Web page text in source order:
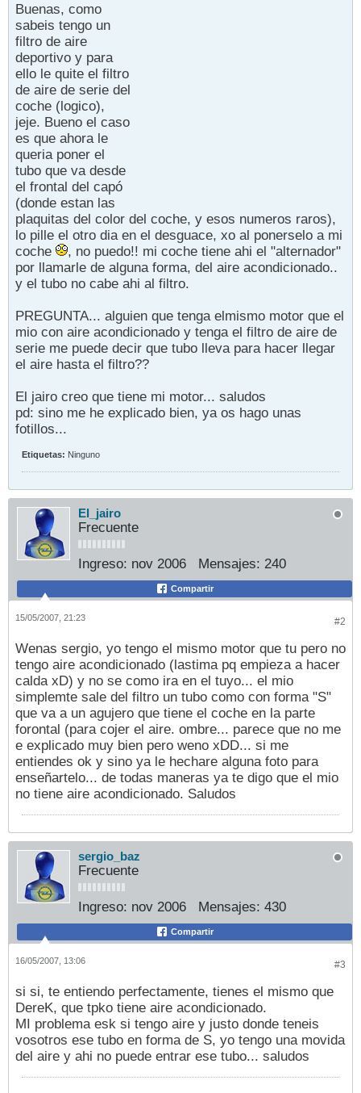
Buenas, como
sabeis tengo un
filtro de aire
deportivo y para
ello le quite el filtro
de aire de serie del
coche (logico),
jeje. Bueno el caso
es que ahora le
queria poner el
tubo que va desde
el frontal del capó
(donde estan las
plaquitas del color del coche, y esos numeros raros),
lo pille el otro dia en el desguace, xo al ponerselo a mi
coche
, no puedo!! mi coche tiene ahi el "alternador"
por llamarle de alguna forma, del aire acondicionado..
y el tubo no cabe ahi al filtro.
PREGUNTA... alguien que tenga elmismo motor que el
mio con aire acondicionado y tenga el filtro de aire de
serie me puede decir que tubo lleva para hacer llegar
el aire hasta el filtro??
El jairo creo que tiene mi motor... saludos
pd: sino me he explicado bien, ya os hago unas
fotillos...
Etiquetas: Ninguno
El_jairo
Frecuente
Ingreso: nov 2006 Mensajes: 240
Compartir
#2
15/05/2007, 21:23
Wenas sergio, yo tengo el mismo motor que tu pero no
tengo aire acondicionado (lastima pq empieza a hacer
calda xD) y no se como ira en el tuyo... el mio
simplemte sale del filtro un tubo como con forma "S"
que va a un agujero que tiene el coche en la parte
forontal (para cojer el aire. ombre... parece que no me
e explicado muy bien pero weno xDD... si me
entiendes ok y sino ya le hechare alguna foto para
enseñartelo... de todas maneras ya te digo que el mio
no tiene aire acondicionado. Saludos
sergio_baz
Frecuente
Ingreso: nov 2006 Mensajes: 430
Compartir
#3
16/05/2007, 13:06
si si, te entiendo perfectamente, tienes el mismo que
DereK, que tpko tiene aire acondicionado.
MI problema esk si tengo aire y justo donde teneis
vosotros ese tubo en forma de S, yo tengo una movida
del aire y ahi no puede entrar ese tubo... saludos